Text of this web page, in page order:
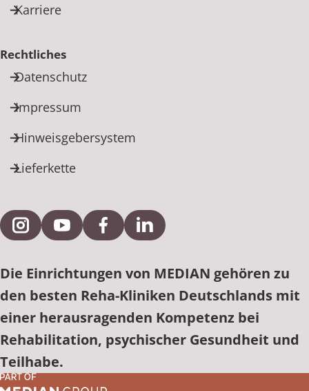
Karriere
Rechtliches
Datenschutz
Impressum
Hinweisgebersystem
Lieferkette
Externe Verlinkung zu Instagram
Externe Verlinkung zu YouTube
Externe Verlinkung zu Facebook
Externe Verlinkung zu
Die Einrichtungen von MEDIAN gehören zu
den besten Reha-Kliniken Deutschlands mit
einer herausragenden Kompetenz bei
Rehabilitation, psychischer Gesundheit und
Teilhabe.